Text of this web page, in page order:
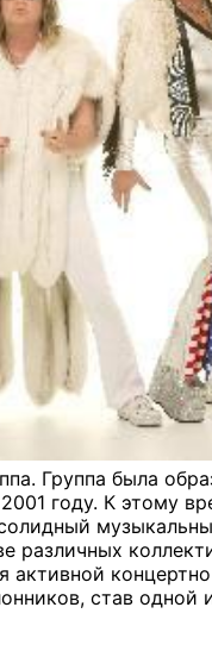
Группа была
году. К этому
различных
активной
став одной